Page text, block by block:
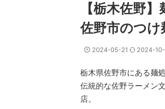
【栃木佐野
佐野市のつけ
2024-05-21 2024-
栃木県佐野市にある麺
伝統的な佐野ラーメン
店。